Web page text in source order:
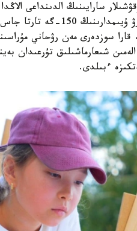
سارايىنىڭ الدىنداعى
قالامىزداعى جەكەمەنشىك
سوزدەرى مەن رۋحاني
شىعارماشىلىق تۇرعىدان
ءبىلدى.